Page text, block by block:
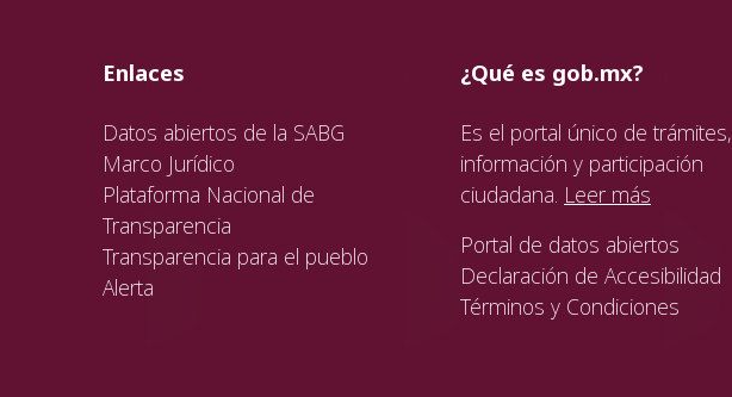
valida
valida
valida
Enlaces
Datos abiertos de la SABG
Marco Jurídico
Plataforma Nacional de
Transparencia
Transparencia para el pueblo
Alerta
¿Qué es gob.mx?
Es el portal único de trámites,
información y participación
ciudadana. Leer más
Portal de datos abiertos
Declaración de Accesibilidad
Términos y Condiciones